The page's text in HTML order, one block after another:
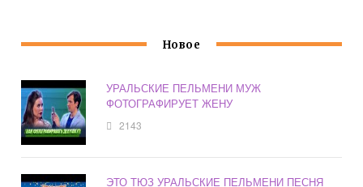
Новое
УРАЛЬСКИЕ ПЕЛЬМЕНИ МУЖ
ФОТОГРАФИРУЕТ ЖЕНУ
2143
ЭТО ТЮЗ УРАЛЬСКИЕ ПЕЛЬМЕНИ ПЕСНЯ